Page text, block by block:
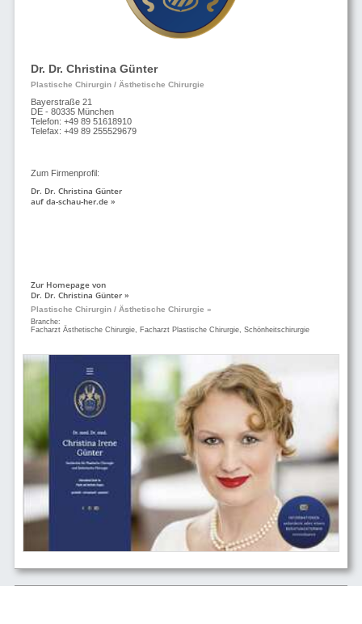
Dr. Dr. Christina Günter
Plastische Chirurgin / Ästhetische Chirurgie
Bayerstraße 21
DE - 80335 München
Telefon: +49 89 51618910
Telefax: +49 89 255529679
Zum Firmenprofil:
Dr. Dr. Christina Günter
auf da-schau-her.de »
Zur Homepage von
Dr. Dr. Christina Günter »
Plastische Chirurgin / Ästhetische Chirurgie »
Branche:
Facharzt Ästhetische Chirurgie, Facharzt Plastische Chirurgie, Schönheitschirurgie